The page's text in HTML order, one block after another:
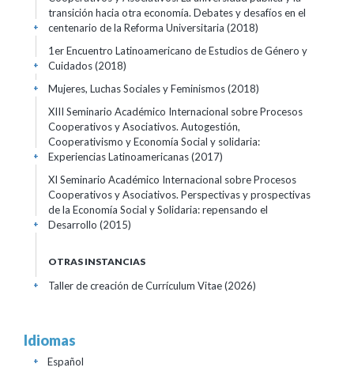
transición hacia otra economía. Debates y desafíos en el
centenario de la Reforma Universitaria (2018)
+
1er Encuentro Latinoamericano de Estudios de Género y
Cuidados(2018)
+
Mujeres, Luchas Sociales y Feminismos(2018)
+
XIII Seminario Académico Internacional sobre Procesos
Cooperativos y Asociativos. Autogestión,
Cooperativismo y Economía Social y solidaria:
Experiencias Latinoamericanas(2017)
+
XI Seminario Académico Internacional sobre Procesos
Cooperativos y Asociativos. Perspectivas y prospectivas
de la Economía Social y Solidaria: repensando el
Desarrollo (2015)
+
OTRAS INSTANCIAS
Taller de creación de Currículum Vitae(2026)
+
Idiomas
Español
+